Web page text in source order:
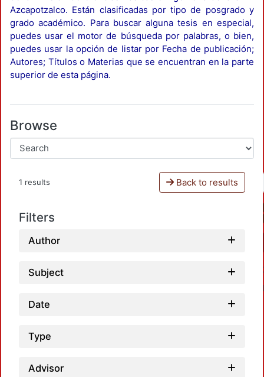
Azcapotzalco. Están clasificadas por tipo de posgrado y
grado académico. Para buscar alguna tesis en especial,
puedes usar el motor de búsqueda por palabras, o bien,
puedes usar la opción de listar por Fecha de publicación;
Autores; Títulos o Materias que se encuentran en la parte
superior de esta página.
Browse
1 results Back to results
Filters
Author
Subject
Date
Type
Advisor